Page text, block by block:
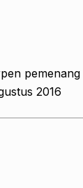
pemenang
2016